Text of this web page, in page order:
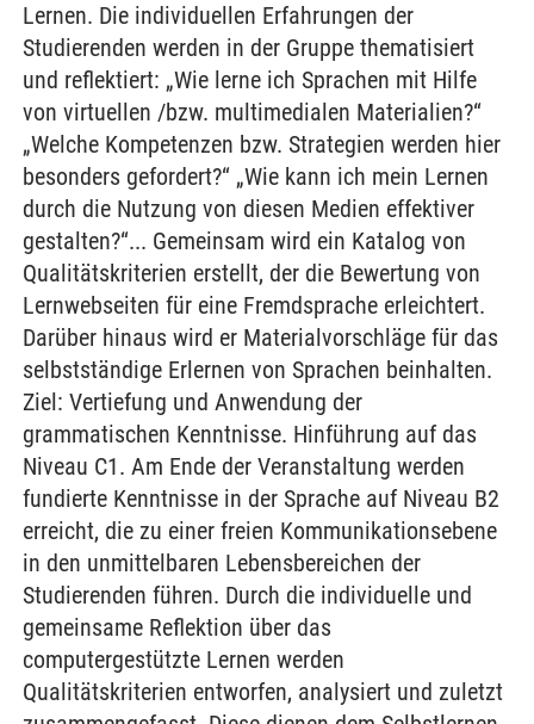
Lernen. Die individuellen Erfahrungen der
Studierenden werden in der Gruppe thematisiert
und reflektiert: „Wie lerne ich Sprachen mit Hilfe
von virtuellen /bzw. multimedialen Materialien?“
„Welche Kompetenzen bzw. Strategien werden hier
besonders gefordert?“ „Wie kann ich mein Lernen
durch die Nutzung von diesen Medien effektiver
gestalten?“... Gemeinsam wird ein Katalog von
Qualitätskriterien erstellt, der die Bewertung von
Lernwebseiten für eine Fremdsprache erleichtert.
Darüber hinaus wird er Materialvorschläge für das
selbstständige Erlernen von Sprachen beinhalten.
Ziel: Vertiefung und Anwendung der
grammatischen Kenntnisse. Hinführung auf das
Niveau C1. Am Ende der Veranstaltung werden
fundierte Kenntnisse in der Sprache auf Niveau B2
erreicht, die zu einer freien Kommunikationsebene
in den unmittelbaren Lebensbereichen der
Studierenden führen. Durch die individuelle und
gemeinsame Reflektion über das
computergestützte Lernen werden
Qualitätskriterien entworfen, analysiert und zuletzt